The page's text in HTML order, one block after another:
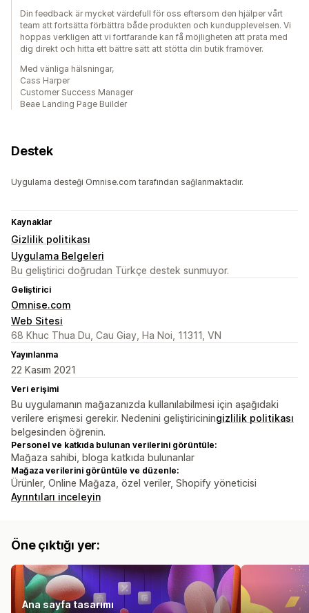
Din feedback är mycket värdefull för oss eftersom den hjälper vårt
team att fortsätta förbättra både produkten och kundupplevelsen. Vi
hoppas verkligen att vi fortfarande kan få möjligheten att prata med
dig direkt och hitta ett bättre sätt att stötta din butik framöver.
Med vänliga hälsningar,
Cass Harper
Customer Success Manager
Beae Landing Page Builder
Destek
Uygulama desteği Omnise.com tarafından sağlanmaktadır.
Kaynaklar
Gizlilik politikası
Uygulama Belgeleri
Bu geliştirici doğrudan Türkçe destek sunmuyor.
Geliştirici
Omnise.com
Web Sitesi
68 Khuc Thua Du, Cau Giay, Ha Noi, 11311, VN
Yayınlanma
22 Kasım 2021
Veri erişimi
Bu uygulamanın mağazanızda kullanılabilmesi için aşağıdaki
verilere erişmesi gerekir. Nedenini geliştiriciningizlilik politikası
belgesinden öğrenin.
Personel ve katkıda bulunan verilerini görüntüle:
Mağaza sahibi, bloga katkıda bulunanlar
Mağaza verilerini görüntüle ve düzenle:
Ürünler, Online Mağaza, özel veriler, Shopify yöneticisi
Ayrıntıları inceleyin
Öne çıktığı yer:
Ana sayfa tasarımı